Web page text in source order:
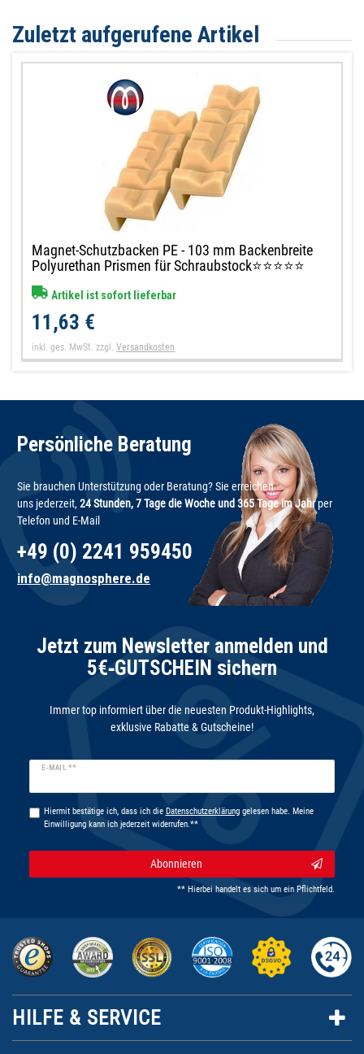
Zuletzt aufgerufene Artikel
Magnet-Schutzbacken PE - 103 mm Backenbreite
Polyurethan Prismen für Schraubstock⭐⭐⭐⭐⭐
Artikel ist sofort lieferbar
11,63 €
inkl. ges. MwSt. zzgl.Versandkosten
Persönliche Beratung
Sie brauchen Unterstützung oder Beratung? Sie erreichen
uns jederzeit,24 Stunden, 7 Tage die Woche und 365 Tage im Jahrper
Telefon und E-Mail
+49 (0) 2241 959450
info@magnosphere.de
Jetzt zum Newsletter anmelden und
5€‑GUTSCHEIN sichern
Immer top informiert über die neuesten Produkt-Highlights,
exklusive Rabatte & Gutscheine!
E-MAIL **
Newsletter
Hiermit bestätige ich, dass ich die Daten­schutz­erklärunggelesen habe. Meine
Einwilligung kann ich jederzeit widerrufen.**
Abonnieren
** Hierbei handelt es sich um ein Pflichtfeld.
HILFE & SERVICE